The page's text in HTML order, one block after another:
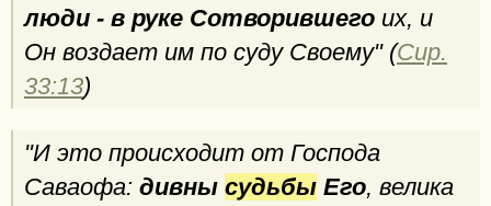
люди - в руке Сотворившего их, и
Он воздает им по суду Своему" (Сир.
33:13)
"И это происходит от Господа
Саваофа: дивны судьбы Его, велика